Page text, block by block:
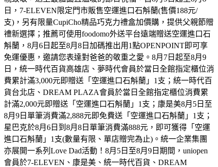
日，7-ELEVEN限定門市販售空運進口石斛蘭(售價188元/
支)，另有限量CupiCho精品巧克力禮盒加價購，提供父親節贈
禮新選擇；推薦可使用foodomo外送平台遠端贈送空運進口石
斛蘭，8月6日起至8月8日加碼推出用1點OPENPOINT即可享
免運優惠，邀請您表達對爸爸的敬重之愛。8月7日起至8月9
日，統一時代百貨高雄店、夢時代會員於當日全館指定櫃位消
費累計滿3,000元即贈送「空運進口石斛蘭」1支；統一時代百
貨台北店、DREAM PLAZA會員於當日全館指定櫃位消費累
計滿2,000元即贈送「空運進口石斛蘭」1支；康是美8月5日至
8月9日單筆消費滿2,888元即免費送「空運進口石斛蘭」1支；
星巴克於8月6日到8月8日單筆消費滿888元，即可獲得「空運
進口石斛蘭」1支(數量有限、單店贈完為止)。統一企業集團
亦展開一系列Love Dad活動！8月5日至8月9日期間，uniopen
會員於7-ELEVEN、康是美、統一時代百貨、DREAM